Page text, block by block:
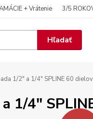
+ Vrátenie 3/5
Hľadať
1/2" a 1/4" SPLINE 60 dielov
1/4"